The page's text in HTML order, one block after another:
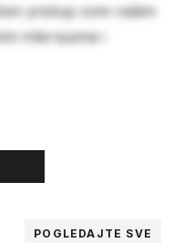
pristup svim našim
intervjuima i
POGLEDAJTE SVE